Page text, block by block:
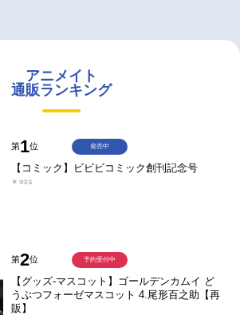
アニメイト
通販ランキング
第1位
【コミック】ビビビコミック創刊記念号
￥935
発売中
第2位
【グッズ-マスコット】ゴールデンカムイ ど
うぶつフォーゼマスコット 4.尾形百之助【再
販】
予約受付中